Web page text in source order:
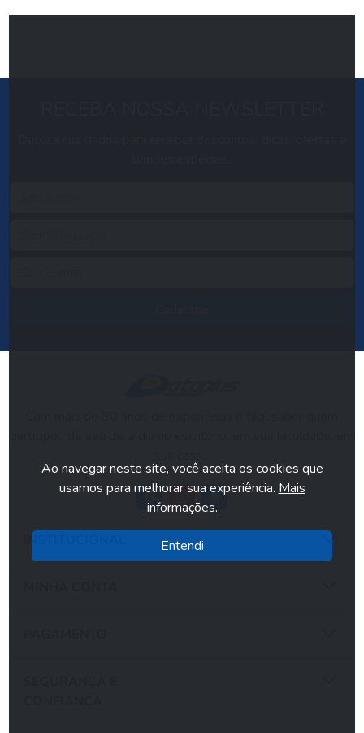
INSTITUCIONAL
Ao navegar neste site, você aceita os cookies que
usamos para melhorar sua experiência. Mais
informações.
Entendi